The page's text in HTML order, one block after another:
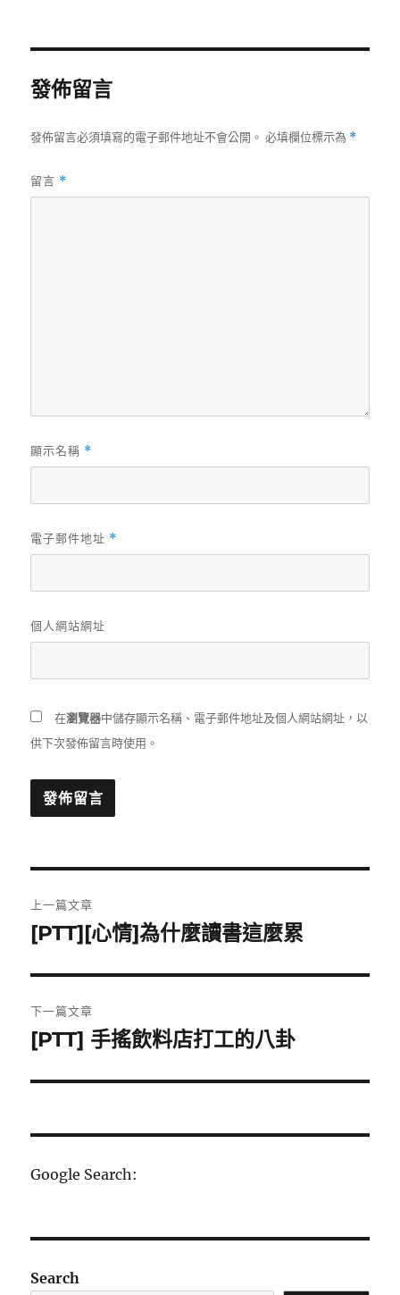
發佈留言
發佈留言必須填寫的電子郵件地址不會公開。 必填欄位標示為 *
留言 *
顯示名稱 *
電子郵件地址 *
個人網站網址
在瀏覽器中儲存顯示名稱、電子郵件地址及個人網站網址，以
供下次發佈留言時使用。
章
覽
上一篇文章
上
篇
文
章:
[PTT][心情]為什麼讀書這麼累
下一篇文章
下
篇
章:
[PTT] 手搖飲料店打工的八卦
Google Search:
Search